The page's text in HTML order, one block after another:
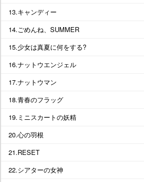
13.キャンディー
14.ごめんね、SUMMER
15.少女は真夏に何をする?
16.ナットウエンジェル
17.ナットウマン
18.青春のフラッグ
19.ミニスカートの妖精
20.心の羽根
21.RESET
22.シアターの女神